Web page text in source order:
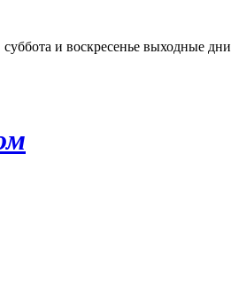
и воскресенье выходные дни